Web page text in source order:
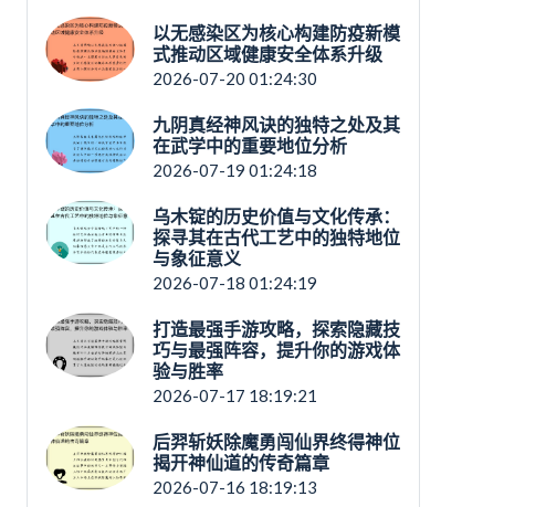
以无感染区为核心构建防疫新模
式推动区域健康安全体系升级
2026-07-20 01:24:30
九阴真经神风诀的独特之处及其
在武学中的重要地位分析
2026-07-19 01:24:18
乌木锭的历史价值与文化传承：
探寻其在古代工艺中的独特地位
与象征意义
2026-07-18 01:24:19
打造最强手游攻略，探索隐藏技
巧与最强阵容，提升你的游戏体
验与胜率
2026-07-17 18:19:21
后羿斩妖除魔勇闯仙界终得神位
揭开神仙道的传奇篇章
2026-07-16 18:19:13